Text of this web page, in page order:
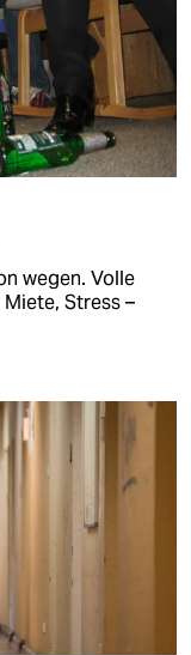
wegen. Volle
Stress –